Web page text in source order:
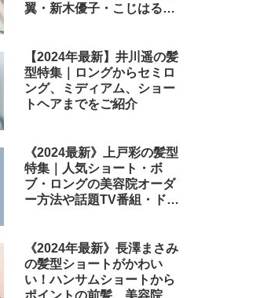
翼・新木優子・こじはる・
テムまとめ
【2024年最新】井川遥の髪
型特集｜ロングからセミロ
ング、ミディアム、ショー
トヘアまでをご紹介
《2024最新》上戸彩の髪型
特集｜人気ショート・ボ
ブ・ロングの美容院オーダ
ー方法や話題TV番組・ドラ
《2024年最新》長澤まさみ
の髪型ショートがかわい
い！ハンサムショートから
ポイントの前髪、美容院で